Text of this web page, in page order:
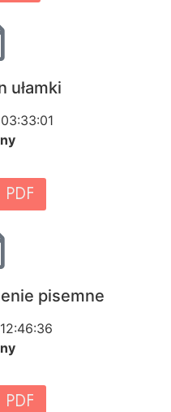
ułamki
PDF
pisemne
PDF